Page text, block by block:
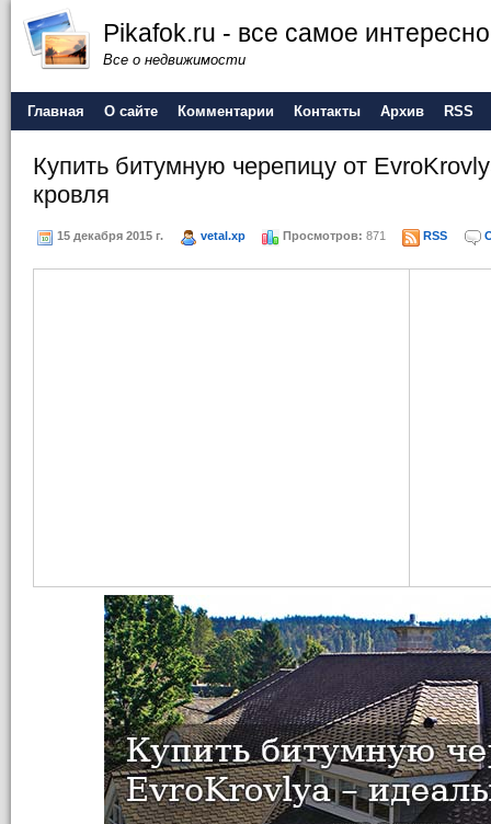
Pikafok.ru - все самое
Все о недвижимости
Главная О сайте Комментарии Контакты Архив RSS
Купить битумную черепицу от
кровля
15 декабря 2015 г. vetal.xp Просмотров: 871 RSS